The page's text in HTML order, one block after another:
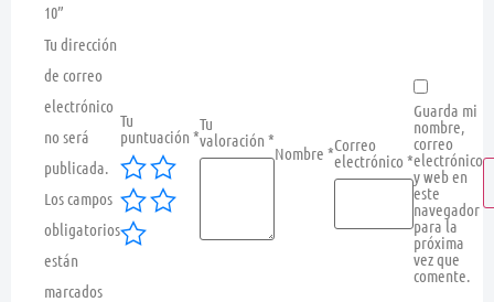
10”
Tu dirección
de correo
electrónico
no será
publicada.
Los campos
obligatorios
están
marcados
Tu
puntuación *
Tu
valoración *
Nombre *Correo
electrónico *
Guarda mi
nombre,
correo
electrónico
y web en
este
navegador
para la
próxima
vez que
comente.